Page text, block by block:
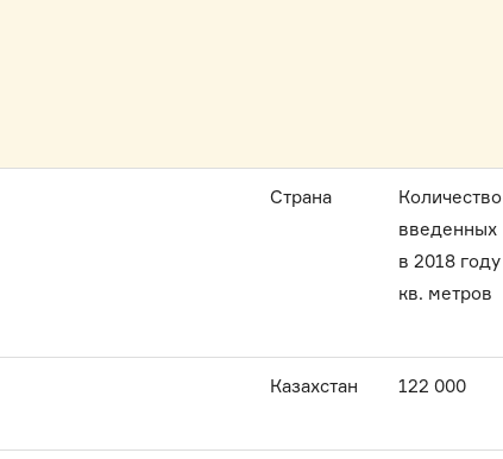
Страна
Количество
введенных
в 2018 году
кв. метров
Казахстан 122 000